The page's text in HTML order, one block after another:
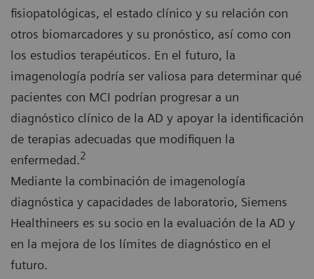
fisiopatológicas, el estado clínico y su relación con
otros biomarcadores y su pronóstico, así como con
los estudios terapéuticos. En el futuro, la
imagenología podría ser valiosa para determinar qué
pacientes con MCI podrían progresar a un
diagnóstico clínico de la AD y apoyar la identificación
de terapias adecuadas que modifiquen la
enfermedad.2
Mediante la combinación de imagenología
diagnóstica y capacidades de laboratorio, Siemens
Healthineers es su socio en la evaluación de la AD y
en la mejora de los límites de diagnóstico en el
futuro.